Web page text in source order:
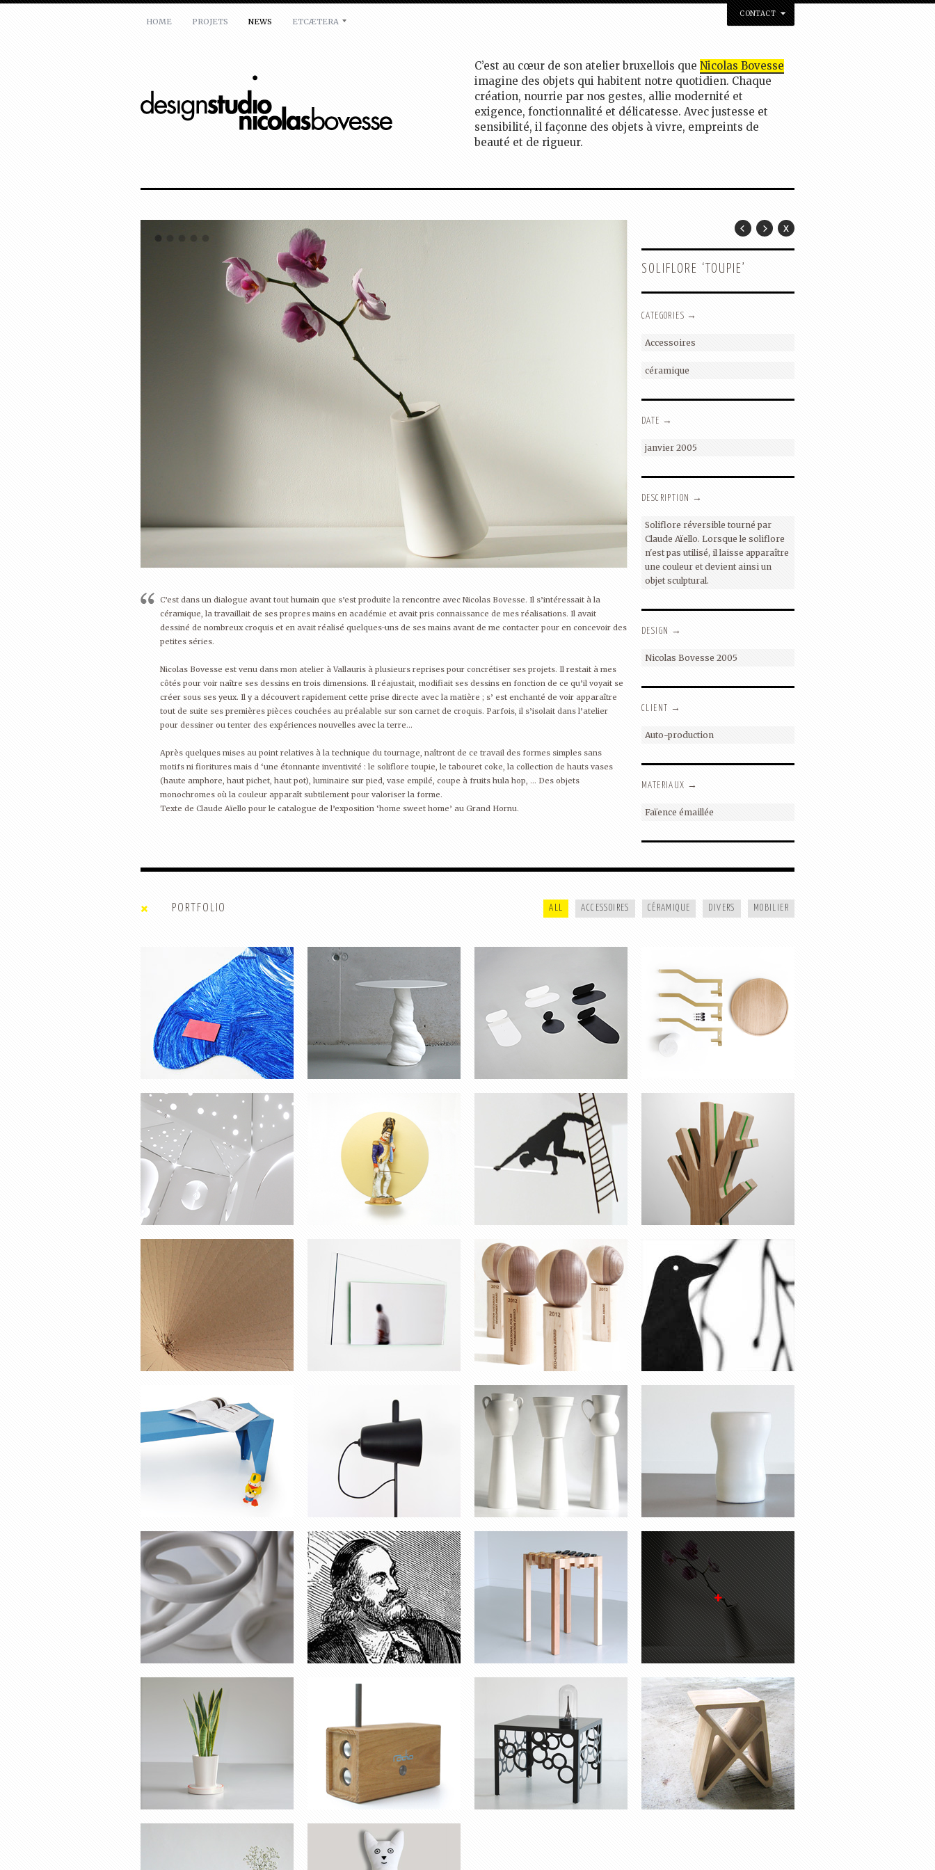
1050 Bruxelles
Belgique
HOME PROJETS NEWS ETCÆTERA
CONTACT
C’est au cœur de son atelier bruxellois que Nicolas Bovesse
imagine des objets qui habitent notre quotidien. Chaque
création, nourrie par nos gestes, allie modernité et
exigence, fonctionnalité et délicatesse. Avec justesse et
sensibilité, il façonne des objets à vivre, empreints de
beauté et de rigueur.
C’est dans un dialogue avant tout humain que s’est produite la rencontre avec Nicolas Bovesse. Il s’intéressait à la
céramique, la travaillait de ses propres mains en académie et avait pris connaissance de mes réalisations. Il avait
dessiné de nombreux croquis et en avait réalisé quelques-uns de ses mains avant de me contacter pour en concevoir des
petites séries.
Nicolas Bovesse est venu dans mon atelier à Vallauris à plusieurs reprises pour concrétiser ses projets. Il restait à mes
côtés pour voir naître ses dessins en trois dimensions. Il réajustait, modifiait ses dessins en fonction de ce qu’il voyait se
créer sous ses yeux. Il y a découvert rapidement cette prise directe avec la matière ; s’ est enchanté de voir apparaître
tout de suite ses premières pièces couchées au préalable sur son carnet de croquis. Parfois, il s’isolait dans l’atelier
pour dessiner ou tenter des expériences nouvelles avec la terre…
Après quelques mises au point relatives à la technique du tournage, naîtront de ce travail des formes simples sans
motifs ni fioritures mais d ‘une étonnante inventivité : le soliflore toupie, le tabouret coke, la collection de hauts vases
(haute amphore, haut pichet, haut pot), luminaire sur pied, vase empilé, coupe à fruits hula hop, … Des objets
monochromes où la couleur apparaît subtilement pour valoriser la forme.
Texte de Claude Aïello pour le catalogue de l’exposition ‘home sweet home’ au Grand Hornu.
SOLIFLORE ‘TOUPIE’
CATEGORIES →
Accessoires
céramique
DATE →
janvier 2005
DESCRIPTION →
Soliflore réversible tourné par
Claude Aïello. Lorsque le soliflore
n'est pas utilisé, il laisse apparaître
une couleur et devient ainsi un
objet sculptural.
DESIGN →
Nicolas Bovesse 2005
CLIENT →
Auto-production
MATERIAUX →
Faïence émaillée
PORTFOLIO ALL ACCESSOIRES CÉRAMIQUE DIVERS MOBILIER
MY KABAKA RES REI MOBILES EN PAPIER TROPHÉES POUR L’IBGE
VASE ‘ONCE UPON A TIME’ MIROIR ‘ÉCLAT’
TROPHÉES PRIX BELGE DE
L’ÉNERGIE
MOBILE ‘MEMORIES’
HAUTS VASES TABOURET ‘COKE’
COUPE À FRUITS ‘HULA HOP’ VASE TORR TABLE POUR DAMES
POT POUR PLANTES RADIO TABLE ‘BARBARA’ TABOURET X
SOLIFLORE ‘HELP’